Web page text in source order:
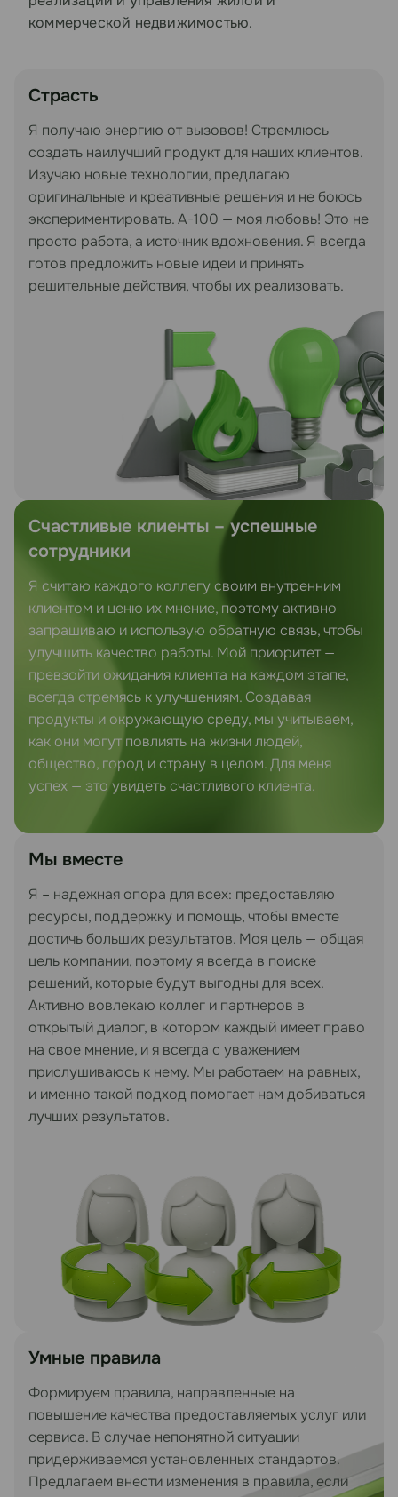
коммерческой недвижимостью.
Страсть
Я получаю энергию от вызовов! Стремлюсь
создать наилучший продукт для наших клиентов.
Изучаю новые технологии, предлагаю
оригинальные и креативные решения и не боюсь
экспериментировать. А-100 — моя любовь! Это не
просто работа, а источник вдохновения. Я всегда
готов предложить новые идеи и принять
решительные действия, чтобы их реализовать.
Счастливые клиенты – успешные
сотрудники
Я считаю каждого коллегу своим внутренним
клиентом и ценю их мнение, поэтому активно
запрашиваю и использую обратную связь, чтобы
улучшить качество работы. Мой приоритет —
превзойти ожидания клиента на каждом этапе,
всегда стремясь к улучшениям. Создавая
продукты и окружающую среду, мы учитываем,
как они могут повлиять на жизни людей,
общество, город и страну в целом. Для меня
успех — это увидеть счастливого клиента.
Мы вместе
Я – надежная опора для всех: предоставляю
ресурсы, поддержку и помощь, чтобы вместе
достичь больших результатов. Моя цель — общая
цель компании, поэтому я всегда в поиске
решений, которые будут выгодны для всех.
Активно вовлекаю коллег и партнеров в
открытый диалог, в котором каждый имеет право
на свое мнение, и я всегда с уважением
прислушиваюсь к нему. Мы работаем на равных,
и именно такой подход помогает нам добиваться
лучших результатов.
Умные правила
Формируем правила, направленные на
повышение качества предоставляемых услуг или
сервиса. В случае непонятной ситуации
придерживаемся установленных стандартов.
Предлагаем внести изменения в правила, если